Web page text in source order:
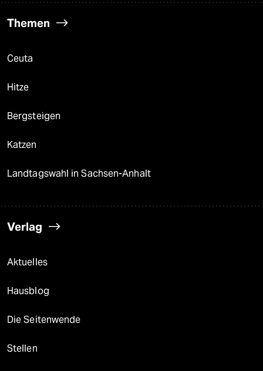
Themen
Ceuta
Hitze
Bergsteigen
Katzen
Landtagswahl in Sachsen-Anhalt
Verlag
Aktuelles
Hausblog
Die Seitenwende
Stellen